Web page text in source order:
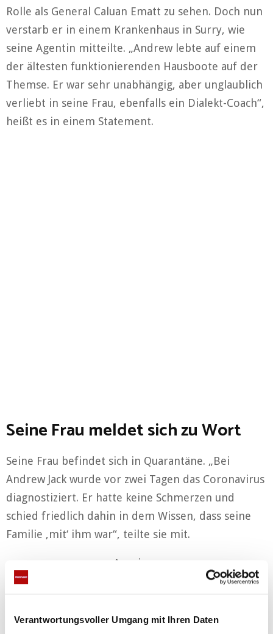
Verantwortungsvoller Umgang mit Ihren Daten
Rolle als General Caluan Ematt zu sehen. Doch nun
verstarb er in einem Krankenhaus in Surry, wie
seine Agentin mitteilte. „Andrew lebte auf einem
der ältesten funktionierenden Hausboote auf der
Themse. Er war sehr unabhängig, aber unglaublich
verliebt in seine Frau, ebenfalls ein Dialekt-Coach“,
heißt es in einem Statement.
Seine Frau meldet sich zu Wort
Seine Frau befindet sich in Quarantäne. „Bei
Andrew Jack wurde vor zwei Tagen das Coronavirus
diagnostiziert. Er hatte keine Schmerzen und
schied friedlich dahin in dem Wissen, dass seine
Familie ‚mit‘ ihm war“, teilte sie mit.
Anzeigen